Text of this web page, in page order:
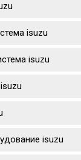
isuzu
isuzu
isuzu